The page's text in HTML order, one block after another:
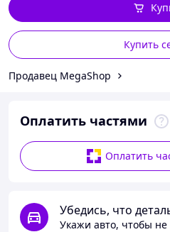
Купить
Продавец MegaShop
Оплатить частями
Оплатить
Убедись, что
Укажи авто, чтобы